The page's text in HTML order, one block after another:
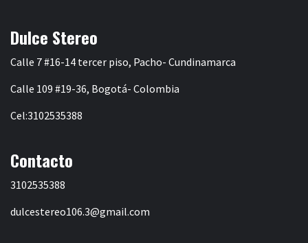
Dulce Stereo
Calle 7 #16-14 tercer piso, Pacho- Cundinamarca
Calle 109 #19-36, Bogotá- Colombia
Cel:3102535388
Contacto
3102535388
dulcestereo106.3@gmail.com